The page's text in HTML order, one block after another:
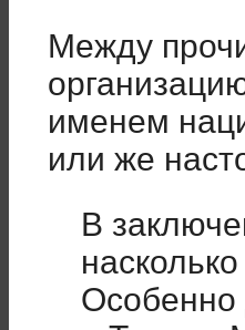
Между
именем
или же
В
Особенно